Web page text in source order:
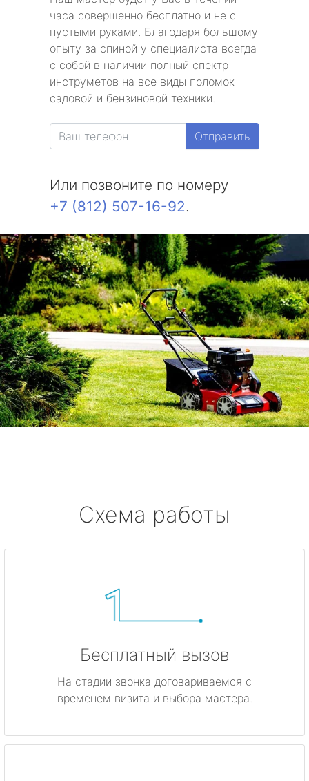
часа совершенно бесплатно и не с
пустыми руками. Благодаря большому
опыту за спиной у специалиста всегда
с собой в наличии полный спектр
инструметов на все виды поломок
садовой и бензиновой техники.
Отправить
Или позвоните по номеру
+7 (812) 507-16-92.
Схема работы
Бесплатный вызов
На стадии звонка договариваемся с
временем визита и выбора мастера.